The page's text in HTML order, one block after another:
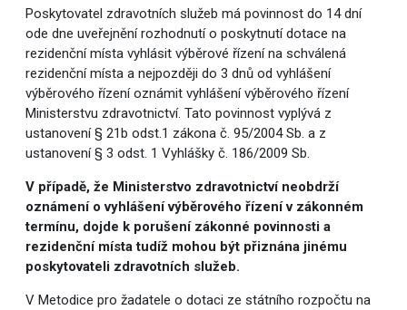
Poskytovatel zdravotních služeb má povinnost do 14 dní
ode dne uveřejnění rozhodnutí o poskytnutí dotace na
rezidenční místa vyhlásit výběrové řízení na schválená
rezidenční místa a nejpozději do 3 dnů od vyhlášení
výběrového řízení oznámit vyhlášení výběrového řízení
Ministerstvu zdravotnictví. Tato povinnost vyplývá z
ustanovení § 21b odst.1 zákona č. 95/2004 Sb. a z
ustanovení § 3 odst. 1 Vyhlášky č. 186/2009 Sb.
V případě, že Ministerstvo zdravotnictví neobdrží
oznámení o vyhlášení výběrového řízení v zákonném
termínu, dojde k porušení zákonné povinnosti a
rezidenční místa tudíž mohou být přiznána jinému
poskytovateli zdravotních služeb.
V Metodice pro žadatele o dotaci ze státního rozpočtu na